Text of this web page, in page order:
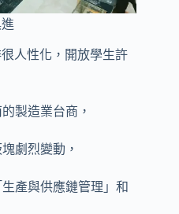
人性化，開放學生許
製造業台商，
劇烈變動，
產與供應鏈管理」和